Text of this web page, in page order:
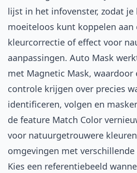
lijst in het infovenster, zodat je
moeiteloos kunt koppelen aan
kleurcorrectie of effect voor
aanpassingen. Auto Mask
met Magnetic Mask,
controle krijgen over precies
identificeren, volgen en
de feature Match Color
voor natuurgetrouwere
omgevingen met
Kies een referentiebeeld